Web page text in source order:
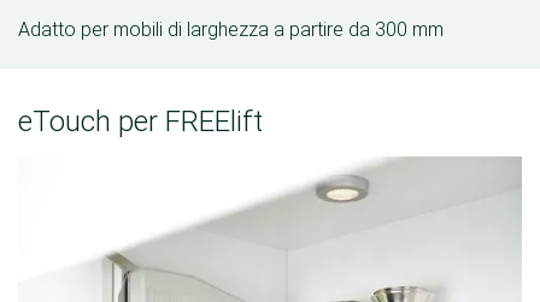
Adatto per mobili di larghezza a partire da 300 mm
eTouch per FREElift